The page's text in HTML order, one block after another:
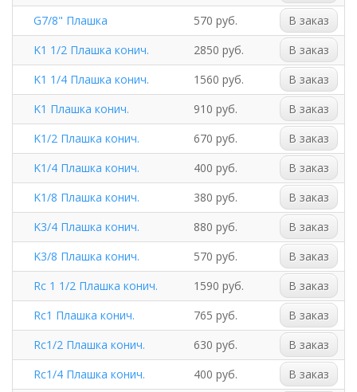
G7/8" Плашка
570 руб.
В заказ
K1 1/2 Плашка конич.
2850 руб.
В заказ
K1 1/4 Плашка конич.
1560 руб.
В заказ
K1 Плашка конич.
910 руб.
В заказ
K1/2 Плашка конич.
670 руб.
В заказ
K1/4 Плашка конич.
400 руб.
В заказ
K1/8 Плашка конич.
380 руб.
В заказ
K3/4 Плашка конич.
880 руб.
В заказ
K3/8 Плашка конич.
570 руб.
В заказ
Rc 1 1/2 Плашка конич.
1590 руб.
В заказ
Rc1 Плашка конич.
765 руб.
В заказ
Rc1/2 Плашка конич.
630 руб.
В заказ
Rc1/4 Плашка конич.
400 руб.
В заказ